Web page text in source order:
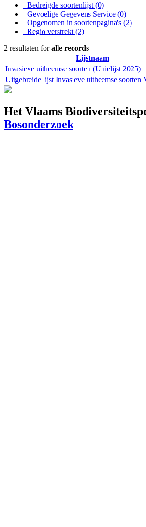
Bedreigde soortenlijst (0)
Gevoelige Gegevens Service (0)
Opgenomen in soortenpagina's (2)
Regio verstrekt (2)
2 resultaten foralle records
Lijstnaam
Invasieve uitheemse soorten (Unielijst 2025)
Uitgebreide lijst Invasieve uitheemse soorten
Het Vlaams
Bosonderzoek